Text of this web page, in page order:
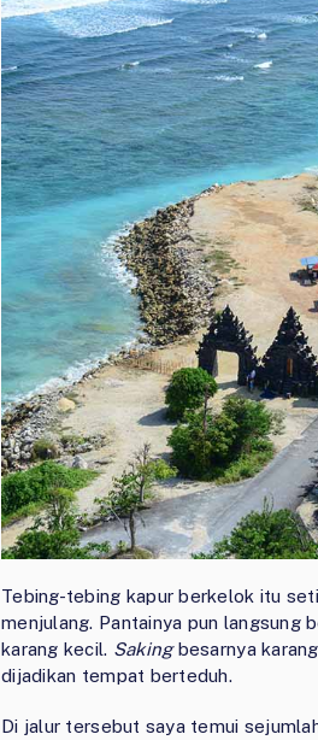
Tebing-tebing kapur berkelok itu
menjulang. Pantainya pun langsung
karang kecil. Sakingbesarnya
dijadikan tempat berteduh.
Di jalur tersebut saya temui